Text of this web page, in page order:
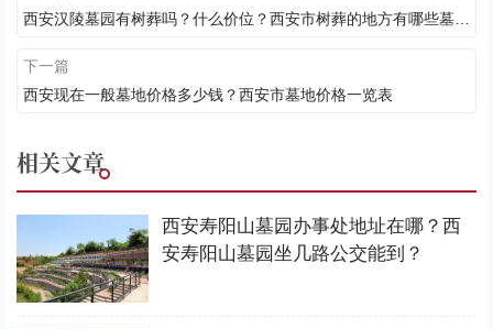
下一篇
西安现在一般墓地价格多少钱？西安市墓地价格一览表
相关文章
西安寿阳山墓园办事处地址在哪？西
安寿阳山墓园坐几路公交能到？